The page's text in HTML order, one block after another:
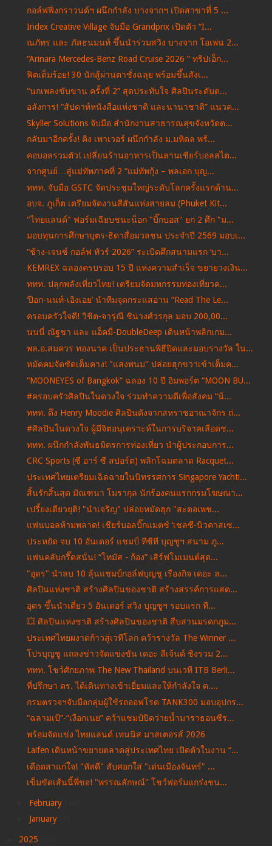
กอล์ฟฟิ่งกราวนด์ฯ ผนึกกำลัง บางจากฯ เปิดสาขาที่ 5 ...
Index Creative Village จับมือ Grandprix เปิดตัว “I...
ณภัทร และ ภัสธนมนท์ ขึ้นนำร่วมสวิง บางจาก โอเพ่น 2...
“Arinara Mercedes-Benz Road Cruise 2026 ” ทริปเอ็ก...
ฟิตเต็มร้อย! 30 นักสู้ผ่านตาชั่งฉลุย พร้อมขึ้นสังเ...
“นกเพลงขับขาน ครั้งที่ 2” สุดประทับใจ ศิลปินระดับต...
อลังการ! “สัปดาห์หนังสือแห่งชาติ และนานาชาติ” แนวค...
Skyller Solutions จับมือ สำนักงานสาธารณสุขจังหวัดต...
กลับมาอีกครั้ง! คิง เพาเวอร์ ผนึกกำลัง ม.มหิดล พร้...
คอบอลรวมตัว! เปลี่ยนร้านอาหารเป็นลานเชียร์บอลสไต...
จากศูนย์…สู่แม่ทัพภาคที่ 2 “แม่ทัพกุ้ง – พลเอก บุญ...
ททท. จับมือ GSTC จัดประชุมใหญ่ระดับโลกครั้งแรกด้าน...
อบจ. ภูเก็ต เตรียมจัดงานสีสันแห่งสายลม (Phuket Kit...
"ไทยแลนด์" ฟอร์มเฉียบชนะน็อก "บิ๊กบอส" ยก 2 ศึก "ม...
มอบทุนการศึกษาบุตร-ธิดาสื่อมวลชน ประจำปี 2569 มอบเ...
“ช้าง-เจนซ์ กอล์ฟ ทัวร์ 2026” ระเบิดศึกสนามแรก ‘บา...
KEMREX ฉลองครบรอบ 15 ปี แห่งความสำเร็จ ขยายวงเงิน...
ททท. ปลุกพลังเที่ยวไทย! เตรียมจัดมหกรรมท่องเที่ยวค...
‘ป๊อก-นนท์-เอิงเอย’ นำทีมจุดกระแสอ่าน “Read The Le...
ครอบครัวใจดี! วิชิต-จารุณี ชินวงศ์วรกุล มอบ 200,00...
นนนี่ ณัฐชา และ แอ็คมี่-DoubleDeep เดินหน้าพลิกเกม...
พล.อ.สมควร ทองนาค เป็นประธานพิธีปิดและมอบรางวัล ใน...
หมัดคมจัดชัดเต็มคาง! "แสงพนม" ปล่อยฮุกขวาเข้าเต็มค...
“MOONEYES of Bangkok” ฉลอง 10 ปี อิมพอร์ต “MOON BU...
#ครอบครัวศิลปินในดวงใจ ร่วมทำความดีเพื่อสังคม “น้...
ททท. ดึง Henry Moodie ศิลปินดังจากสหราชอาณาจักร ถ่...
#ศิลปินในดวงใจ ผู้มีจิตอนุเคราะห์ในการบริจาคเลือดช...
ททท. ผนึกกำลังพันธมิตรการท่องเที่ยว นำผู้ประกอบการ...
CRC Sports (ซี อาร์ ซี สปอร์ต) พลิกโฉมตลาด Racquet...
ประเทศไทยเตรียมเฉิดฉายในนิทรรศการ Singapore Yachti...
สิ้นรักสิ้นสุด มัณฑนา โมรากุล นักร้องคนแรกกรมโฆษณา...
เปรี้ยงเดียวยุติ! "นําเจริญ" ปล่อยหมัดฮุก "สะตอเพช...
แฟนบอลห้ามพลาด! เชียร์บอลบิ๊กแมตช์ ‘เชลซี-นิวคาสเซ...
ประหยัด จบ 10 อันเดอร์ แชมป์ ทีซีที บุญชูฯ สนาม ภู...
แฟนคลับกรี๊ดสนั่น! “โทมัส - ก้อง” เสิร์ฟโมเมนต์สุด...
"อุดร" นำลบ 10 ลุ้นแชมป์กอล์ฟบุญชู เรืองกิจ เดอะ ล...
ศิลปินแห่งชาติ สร้างศิลปินของชาติ สร้างสรรค์การแสด...
อุดร ขึ้นนำเดี่ยว 5 อันเดอร์ สวิง บุญชูฯ รอบแรก ที...
💥 ศิลปินแห่งชาติ สร้างศิลปินของชาติ สืบสานมรดกภูม...
ประเทศไทยผงาดก้าวสู่เวทีโลก คว้ารางวัล The Winner ...
โปรบุญชู แถลงข่าวจัดแข่งขัน เดอะ ลีเจ้นด์ ชิงรวม 2...
ททท. โชว์ศักยภาพ The New Thailand บนเวที ITB Berli...
ที่ปรึกษา ตร. ได้เดินทางเข้าเยี่ยมและให้กำลังใจ ด....
กรมตรวจฯจับมือกลุ่มผู้ใช้รถออฟโรด TANK300 มอบอุปกร...
“ฉลามเป้”-“เงือกเนย” คว้าแชมป์ปิดว่ายน้ำมาราธอนซีร...
พร้อมจัดแข่ง ไทยแลนด์ เทนนิส มาสเตอรส์ 2026
Laifen เดินหน้าขยายตลาดสู่ประเทศไทย เปิดตัวในงาน “...
เดือดสาแก่ใจ! "หัสดี" สับศอกใส่ "เด่นเมืองจันทร์" ...
เข็มขัดเส้นนี้พี่ขอ! "พรรณลักษณ์" โชว์ฟอร์มแกร่งชน...
February
January
2025